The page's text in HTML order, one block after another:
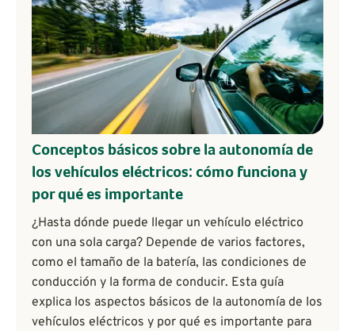
Conceptos básicos sobre la autonomía de
los vehículos eléctricos: cómo funciona y
por qué es importante
¿Hasta dónde puede llegar un vehículo eléctrico
con una sola carga? Depende de varios factores,
como el tamaño de la batería, las condiciones de
conducción y la forma de conducir. Esta guía
explica los aspectos básicos de la autonomía de los
vehículos eléctricos y por qué es importante para